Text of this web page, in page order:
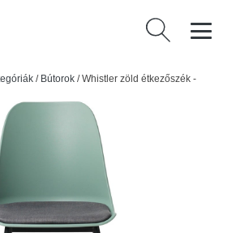
Keresés:
/ Bútorok /Whistler zöld étkezőszék -